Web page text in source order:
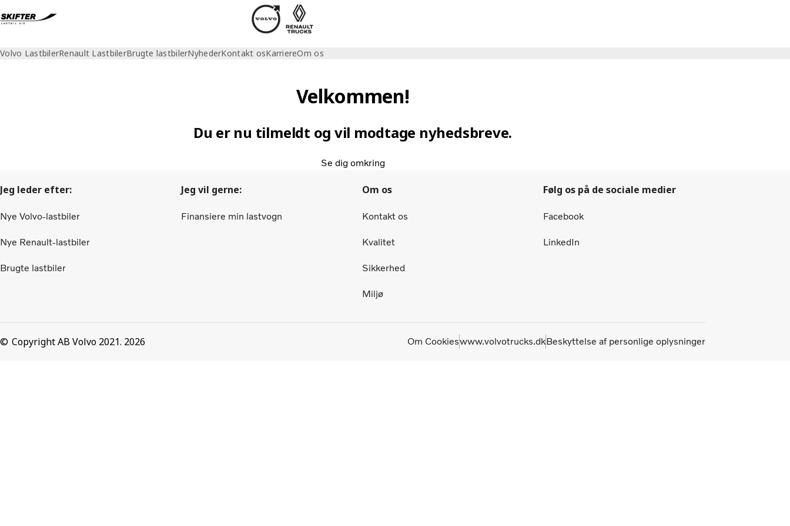
Volvo LastbilerRenault LastbilerBrugte lastbilerNyhederKontakt osKarriereOm os
Velkommen!
Du er nu tilmeldt og vil modtage nyhedsbreve.
Se dig omkring
Jeg leder efter:
Nye Volvo-lastbiler
Nye Renault-lastbiler
Brugte lastbiler
Jeg vil gerne:
Finansiere min lastvogn
Om os
Kontakt os
Kvalitet
Sikkerhed
Miljø
Følg os på de sociale medier
Facebook
LinkedIn
Copyright AB Volvo 2021. 2026 Om Cookieswww.volvotrucks.dkBeskyttelse af personlige oplysninger